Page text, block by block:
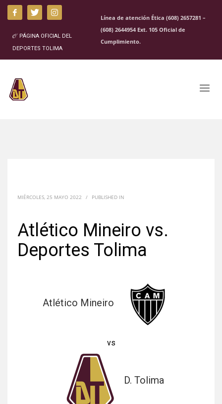
PÁGINA OFICIAL DEL
DEPORTES TOLIMA
Línea de atención Ética (608) 2657281 –
(608) 2644954 Ext. 105 Oficial de
Cumplimiento.
MIÉRCOLES, 25 MAYO 2022 / PUBLISHED IN
Atlético Mineiro vs.
Deportes Tolima
Atlético Mineiro
vs
D. Tolima